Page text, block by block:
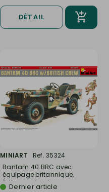
DÉTAIL
MINIART
Ref. 35324
Bantam 40 BRC avec
équipage britannique,
Édition spéciale...
Dernier article